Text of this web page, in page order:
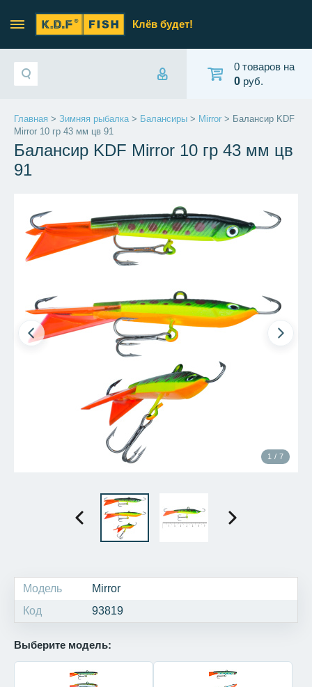
Клёв будет!
0 товаров на
0 руб.
Главная > Зимняя рыбалка> Балансиры > Mirror > Балансир KDF
Mirror 10 гр 43 мм цв 91
Балансир KDF Mirror 10 гр 43 мм цв
91
1 / 7
Модель
Mirror
Код
93819
Выберите модель: